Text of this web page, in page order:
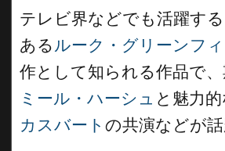
テレビ界などでも活躍す
あるルーク・グリーンフ
作として知られる作品で
ミール・ハーシュ と魅力的
カスバート の共演などが話